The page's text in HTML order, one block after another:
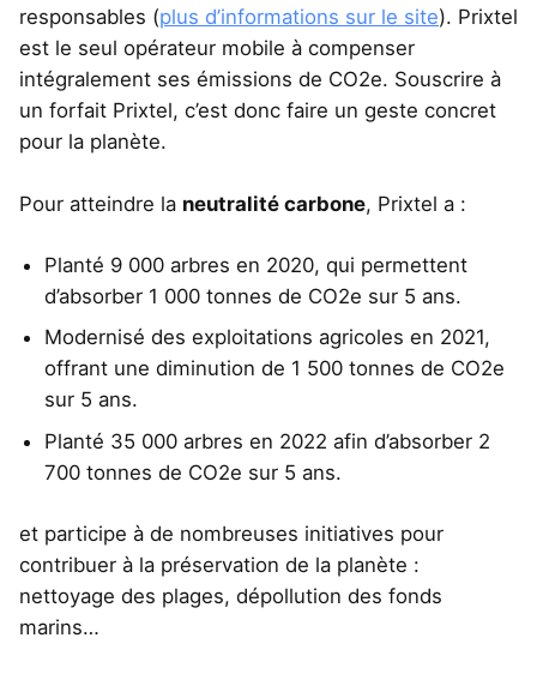
responsables (plus d’informations sur le site). Prixtel
est le seul opérateur mobile à compenser
intégralement ses émissions de CO2e. Souscrire à
un forfait Prixtel, c’est donc faire un geste concret
pour la planète.
Pour atteindre la neutralité carbone, Prixtel a :
Planté 9 000 arbres en 2020, qui permettent
d’absorber 1 000 tonnes de CO2e sur 5 ans.
Modernisé des exploitations agricoles en 2021,
offrant une diminution de 1 500 tonnes de CO2e
sur 5 ans.
Planté 35 000 arbres en 2022 afin d’absorber 2
700 tonnes de CO2e sur 5 ans.
et participe à de nombreuses initiatives pour
contribuer à la préservation de la planète :
nettoyage des plages, dépollution des fonds
marins…